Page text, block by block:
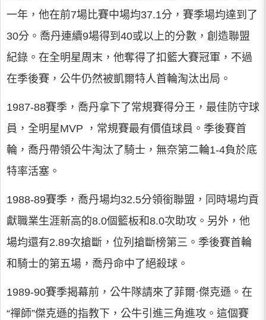
一年，他在前7場比賽中場均37.1分，賽季場均達到了
30分。喬丹連續9場得到40或以上的分數，創造聯盟
紀錄。在全明星周末，他奪得了扣籃大賽冠軍，不過
在季後賽，公牛仍然被凱爾特人首輪淘汰出局。
1987-88賽季，喬丹拿下了常規賽得分王，最佳防守球
員，全明星MVP ，常規賽最有價值球員。季後賽首
輪，喬丹帶領公牛淘汰了騎士，無奈第二輪1-4負於底
特率活塞。
1988-89賽季，喬丹場均32.5分領銜聯盟，同時場均貢
獻職業生涯新高的8.0個籃板和8.0次助攻。另外，他
場均還有2.89次搶斷，位列搶斷榜第三。季後賽首輪
和騎士的第五場，喬丹命中了絕殺球。
1989-90賽季揭幕前，公牛隊請來了菲爾·傑克遜。在
“禪師”傑克遜的指教下，公牛引進三角進攻。這個賽